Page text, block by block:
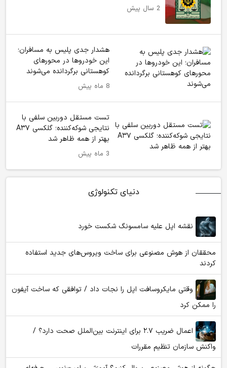
2 سال پیش
هشدار جدی پلیس به مسافران؛
این خودروها در محورهای
کوهستانی برگردانده می‌شوند
8 ماه پیش
تست مستقل دوربین سلفی با
نتایجی شوکه‌کننده؛ گلکسی A۳۷
بهتر از همه ظاهر شد
3 ماه پیش
دنیای تکنولوژی
نقشه اپل علیه سامسونگ شکست خورد
محققان از هوش مصنوعی برای ساخت ویروس‌های جدید استفاده
کردند
وقتی مایکروسافت اپل را نجات داد / توافقی که ساخت آیفون
را ممکن کرد
اعمال ضریب ۲.۷ برای اینترنت بین‌الملل صحت دارد؟ /
واکنش سازمان تنظیم مقررات